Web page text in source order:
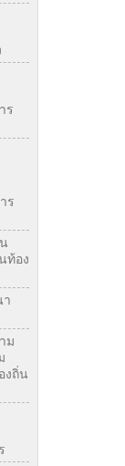
ร
ร
ท้อง
า
ม
งถิ่น